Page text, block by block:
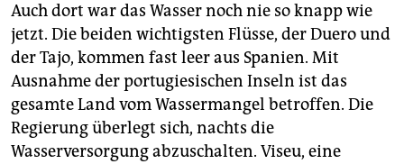
Auch dort war das Wasser noch nie so knapp wie
jetzt. Die beiden wichtigsten Flüsse, der Duero und
der Tajo, kommen fast leer aus Spanien. Mit
Ausnahme der portugiesischen Inseln ist das
gesamte Land vom Wassermangel betroffen. Die
Regierung überlegt sich, nachts die
Wasserversorgung abzuschalten. Viseu, eine